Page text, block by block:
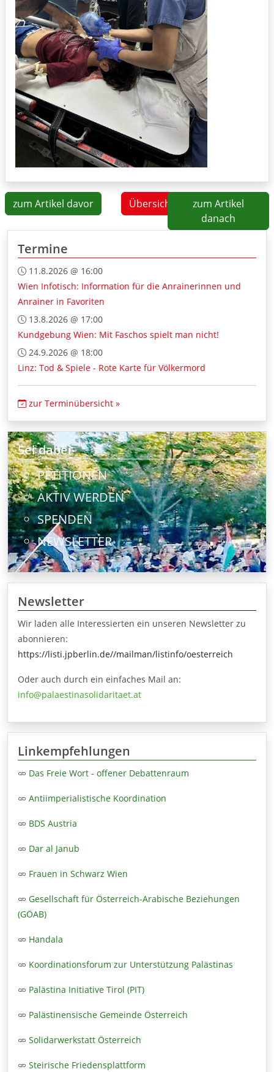
zum Artikel davor Übersicht
zum Artikel
danach
Termine
11.8.2026 @ 16:00
Wien Infotisch: Information für die Anrainerinnen und
Anrainer in Favoriten
13.8.2026 @ 17:00
Kundgebung Wien: Mit Faschos spielt man nicht!
24.9.2026 @ 18:00
Linz: Tod & Spiele - Rote Karte für Völkermord
zur Terminübersicht »
Sei dabei
PETITIONEN
AKTIV WERDEN
SPENDEN
NEWSLETTER
Newsletter
Wir laden alle Interessierten ein unseren Newsletter zu
abonnieren:
https://listi.jpberlin.de//mailman/listinfo/oesterreich
Oder auch durch ein einfaches Mail an:
info@palaestinasolidaritaet.at
Linkempfehlungen
Das Freie Wort - offener Debattenraum
Antiimperialistische Koordination
BDS Austria
Dar al Janub
Frauen in Schwarz Wien
Gesellschaft für Österreich-Arabische Beziehungen
(GÖAB)
Handala
Koordinationsforum zur Unterstützung Palästinas
Palästina Initiative Tirol (PIT)
Palästinensische Gemeinde Österreich
Solidarwerkstatt Österreich
Steirische Friedensplattform